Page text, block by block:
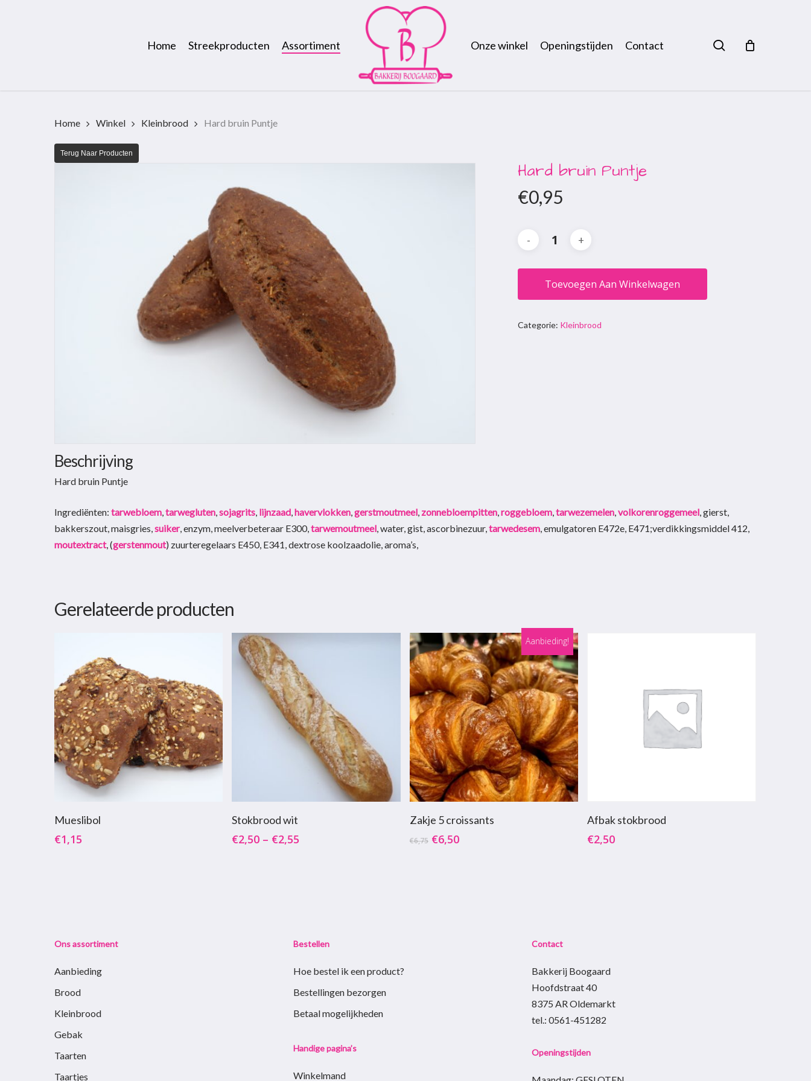
Hit enter to search or ESC to close
Home Streekproducten Assortiment Onze winkel Openingstijden Contact search
Home Winkel Kleinbrood Hard bruin Puntje
Terug Naar Producten
Hard bruin Puntje
€0,95
Toevoegen Aan Winkelwagen
Categorie: Kleinbrood
Beschrijving
Hard bruin Puntje
Ingrediënten: tarwebloem,tarwegluten,sojagrits, lijnzaad,havervlokken,gerstmoutmeel, zonnebloempitten,roggebloem,tarwezemelen,volkorenroggemeel, gierst,
bakkerszout, maisgries,suiker, enzym, meelverbeteraar E300,tarwemoutmeel, water, gist, ascorbinezuur,tarwedesem, emulgatoren E472e, E471;verdikkingsmiddel 412,
moutextract, (gerstenmout) zuurteregelaars E450, E341, dextrose koolzaadolie, aroma’s,
Gerelateerde producten
Mueslibol
€1,15
product
heeft
Stokbrood wit
€2,50 – €2,55
Aanbieding!
Zakje 5 croissants
€6,75 Oorspronkelijke
€6,50Huidige
Afbak stokbrood
€2,50
Ons assortiment
Aanbieding
Brood
Kleinbrood
Gebak
Taarten
Taartjes
Bestellen
Hoe bestel ik een product?
Bestellingen bezorgen
Betaal mogelijkheden
Handige pagina’s
Winkelmand
Contact
Bakkerij Boogaard
Hoofdstraat 40
8375 AR Oldemarkt
tel.: 0561-451282
Openingstijden